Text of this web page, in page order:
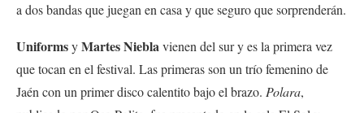
a dos bandas que juegan en casa y que seguro que sorprenderán.
UniformsyMartes Nieblavienen del sur y es la primera vez
que tocan en el festival. Las primeras son un trío femenino de
Jaén con un primer disco calentito bajo el brazo. Polara,